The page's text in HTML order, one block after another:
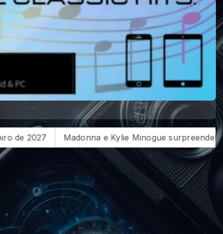
fãs com encontro histórico em Amsterdã